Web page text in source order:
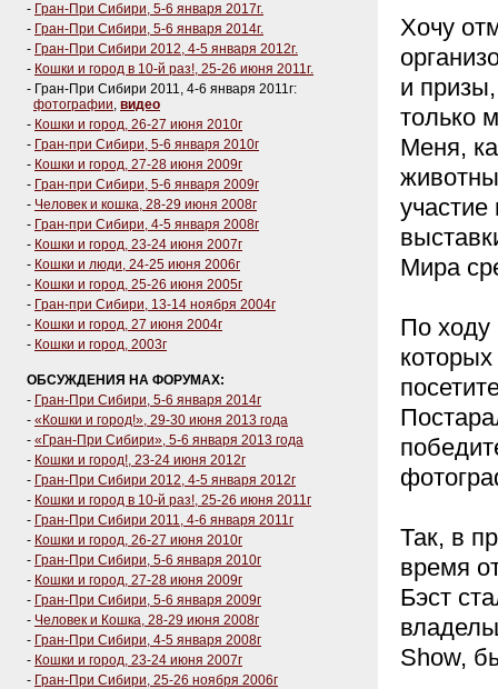
- Гран-При Сибири, 5-6 января 2017г.
- Гран-При Сибири, 5-6 января 2014г.
- Гран-При Сибири 2012, 4-5 января 2012г.
- Кошки и город в 10-й раз!, 25-26 июня 2011г.
- Гран-При Сибири 2011, 4-6 января 2011г:
фотографии, видео
- Кошки и город, 26-27 июня 2010г
- Гран-при Сибири, 5-6 января 2010г
- Кошки и город, 27-28 июня 2009г
- Гран-при Сибири, 5-6 января 2009г
- Человек и кошка, 28-29 июня 2008г
- Гран-при Сибири, 4-5 января 2008г
- Кошки и город, 23-24 июня 2007г
- Кошки и люди, 24-25 июня 2006г
- Кошки и город, 25-26 июня 2005г
- Гран-при Сибири, 13-14 ноября 2004г
- Кошки и город, 27 июня 2004г
- Кошки и город, 2003г
ОБСУЖДЕНИЯ НА ФОРУМАХ:
- Гран-При Сибири, 5-6 января 2014г
- «Кошки и город!», 29-30 июня 2013 года
- «Гран-При Сибири», 5-6 января 2013 года
- Кошки и город!, 23-24 июня 2012г
- Гран-При Сибири 2012, 4-5 января 2012г
- Кошки и город в 10-й раз!, 25-26 июня 2011г
- Гран-При Сибири 2011, 4-6 января 2011г
- Кошки и город, 26-27 июня 2010г
- Гран-При Сибири, 5-6 января 2010г
- Кошки и город, 27-28 июня 2009г
- Гран-При Сибири, 5-6 января 2009г
- Человек и Кошка, 28-29 июня 2008г
- Гран-При Сибири, 4-5 января 2008г
- Кошки и город, 23-24 июня 2007г
- Гран-При Сибири, 25-26 ноября 2006г
Хочу
и
только
Меня,
Мира
По ходу
Так, в
время
Бэст
Show,